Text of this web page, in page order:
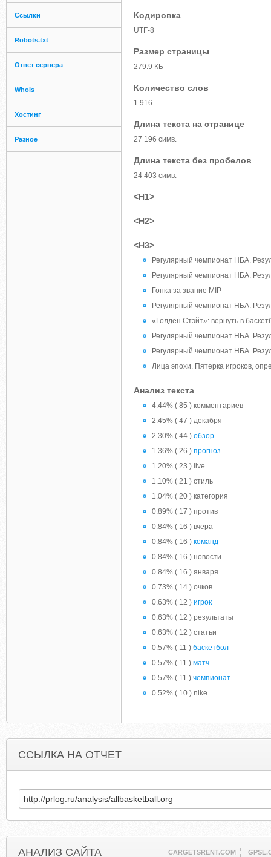
Ссылки
Robots.txt
Ответ сервера
Whois
Хостинг
Разное
Кодировка
UTF-8
Размер страницы
279.9 КБ
Количество слов
1 916
Длина текста на странице
27 196 симв.
Длина текста без пробелов
24 403 симв.
<H1>
<H2>
<H3>
Регулярный чемпионат НБА.
Регулярный чемпионат НБА.
Гонка за звание MIP
Регулярный чемпионат НБА.
«Голден Стэйт»: вернуть в
Регулярный чемпионат НБА.
Регулярный чемпионат НБА.
Лица эпохи. Пятерка игроков,
Анализ текста
4.44% ( 85 ) комментариев
2.45% ( 47 ) декабря
2.30% ( 44 ) обзор
1.36% ( 26 ) прогноз
1.20% ( 23 ) live
1.10% ( 21 ) стиль
1.04% ( 20 ) категория
0.89% ( 17 ) против
0.84% ( 16 ) вчера
0.84% ( 16 ) команд
0.84% ( 16 ) новости
0.84% ( 16 ) января
0.73% ( 14 ) очков
0.63% ( 12 ) игрок
0.63% ( 12 ) результаты
0.63% ( 12 ) статьи
0.57% ( 11 ) баскетбол
0.57% ( 11 ) матч
0.57% ( 11 ) чемпионат
0.52% ( 10 ) nike
ССЫЛКА НА ОТЧЕТ
АНАЛИЗ САЙТА CARGETSRENT.COM